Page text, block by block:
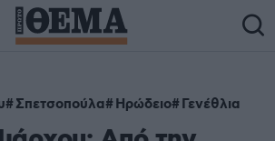
Σπετσοπούλα Ηρώδειο Γενέθλια